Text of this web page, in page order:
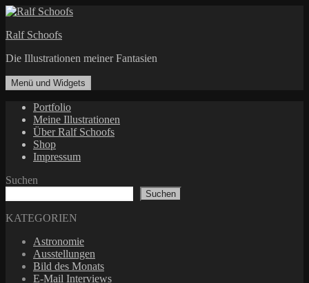
Zum
springen
Ralf Schoofs
Die Illustrationen meiner Fantasien
Menü und Widgets
Portfolio
Meine Illustrationen
Über Ralf Schoofs
Shop
Impressum
Suchen
Suchen
KATEGORIEN
Astronomie
Ausstellungen
Bild des Monats
E-Mail Interviews